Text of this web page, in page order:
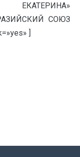
ЕКАТЕРИНА»
СОЮЗ
]